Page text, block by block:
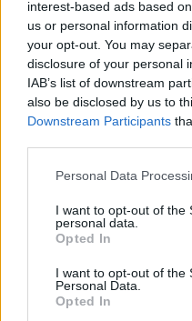
interest-based ads based
us or personal information
your opt-out. You may
disclosure of your personal
IAB’s list of downstream
also be disclosed by us to
Downstream Participants
Personal Data
I want to opt-out of the
personal data.
Opted In
I want to opt-out of the
Personal Data.
Opted In